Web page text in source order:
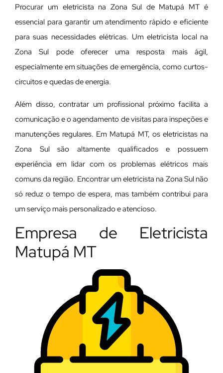
Procurar um eletricista na Zona Sul de Matupá MT é
essencial para garantir um atendimento rápido e eficiente
para suas necessidades elétricas. Um eletricista local na
Zona Sul pode oferecer uma resposta mais ágil,
especialmente em situações de emergência, como curtos-
circuitos e quedas de energia.
Além disso, contratar um profissional próximo facilita a
comunicação e o agendamento de visitas para inspeções e
manutenções regulares. Em Matupá MT, os eletricistas na
Zona Sul são altamente qualificados e possuem
experiência em lidar com os problemas elétricos mais
comuns da região. Encontrar um eletricista na Zona Sul não
só reduz o tempo de espera, mas também contribui para
um serviço mais personalizado e atencioso.
Empresa de Eletricista
Matupá MT